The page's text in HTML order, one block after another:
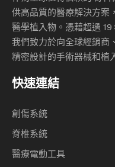
供高品質的醫療解決方案
醫學植入物。憑藉超過 19
我們致力於向全球經銷商
精密設計的手術器械和植
快速連結
創傷系統
脊椎系統
醫療電動工具